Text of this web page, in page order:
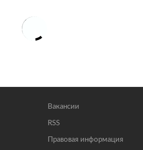
Вакансии
RSS
Правовая информация